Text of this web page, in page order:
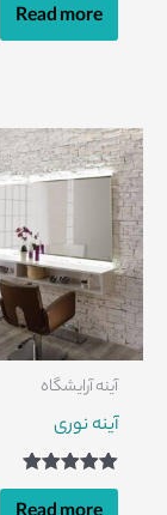
Read more
آینه آرایشگاه
آینه نوری
Rated
5.00